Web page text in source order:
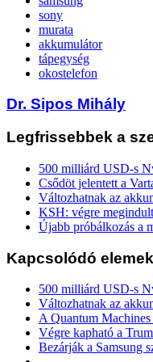
sony
murata
akkumulátor
tápegység
okostelefon
Dr. Sipos Mihály
Legfrissebbek a
500 milliárd USD-s
Csődöt jelentett a
Változhatnak az
KSH: végre
Újabb próbálkozás a
Kapcsolódó elemek
500 milliárd USD-s
Változhatnak az
A Quantum
Végre kapható a
Bezárják a Samsung